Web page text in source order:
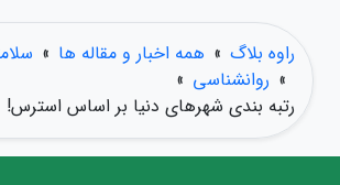
راوه بلاگ » همه اخبار و مقاله ها »
» روانشناسی »
رتبه بندی شهرهای دنیا بر اساس استرس!